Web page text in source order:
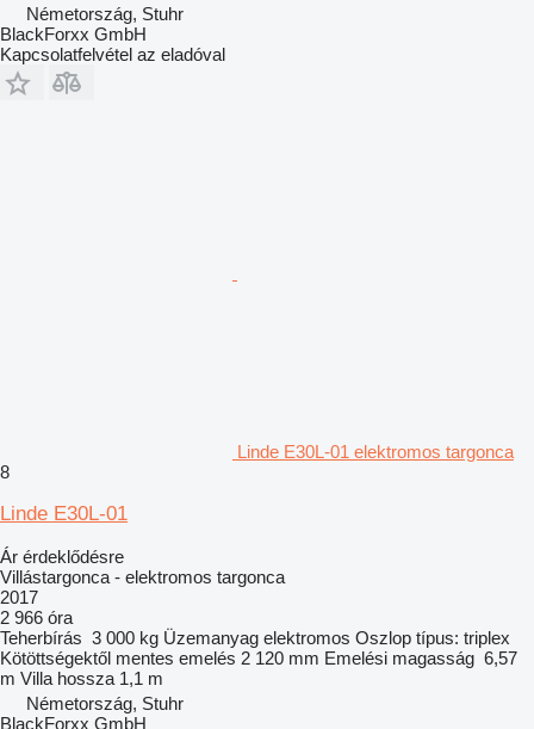
Németország, Stuhr
BlackForxx GmbH
Kapcsolatfelvétel az eladóval
Linde E30L-01 elektromos targonca
8
Linde E30L-01
Ár érdeklődésre
Villástargonca - elektromos targonca
2017
2 966 óra
Teherbírás 3 000 kg Üzemanyag elektromos Oszlop típus: triplex
Kötöttségektől mentes emelés 2 120 mm Emelési magasság 6,57
m Villa hossza 1,1 m
Németország, Stuhr
BlackForxx GmbH